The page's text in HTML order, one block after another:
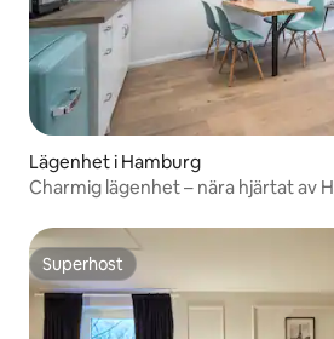
Lägenhet i Hamburg
Charmig lägenhet – nära hjärtat av
Superhost
Superhost